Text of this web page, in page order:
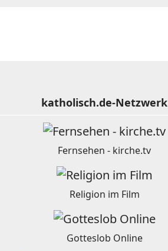
katholisch.de-Netzwerk
Fernsehen - kirche.tv
Religion im Film
Gotteslob Online